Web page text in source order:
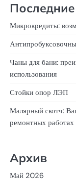
Микрокредиты:
Чаны для бани:
использования
Стойки опор ЛЭП
Малярный скотч:
ремонтных работах
Архив
Май 2026